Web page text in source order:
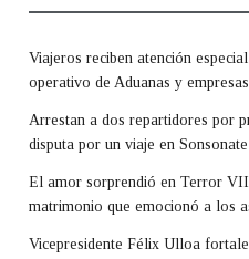
Viajeros reciben atención
operativo de Aduanas y
Arrestan a dos repartidores por
disputa por un viaje en Sonsonate
El amor sorprendió en Terror VII
matrimonio que emocionó a los
Vicepresidente Félix Ulloa